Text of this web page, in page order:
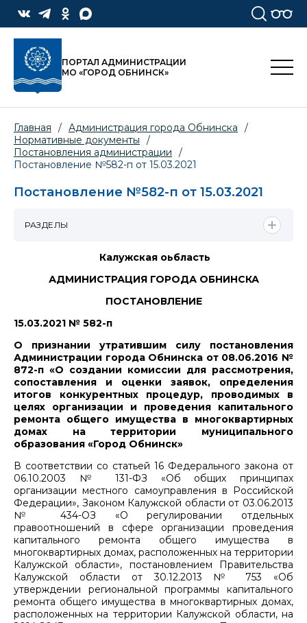
ПОРТАЛ АДМИНИСТРАЦИИ
МО «ГОРОД ОБНИНСК»
Главная / Администрация города Обнинска
/
Нормативные документы
/
Постановления администрации
/
Постановление №582-п от 15.03.2021
Постановление №582-п от 15.03.2021
Калужская оьбласть
АДМИНИСТРАЦИЯ ГОРОДА ОБНИНСКА
ПОСТАНОВЛЕНИЕ
15.03.2021 № 582-п
О признании утратившим силу постановления
Администрации города Обнинска от 08.06.2016 №
872-п «О создании комиссии для рассмотрения,
сопоставления и оценки заявок, определения
итогов конкурентных процедур, проводимых в
целях организации и проведения капитального
ремонта общего имущества в многоквартирных
домах на территории муниципального
образования «Город Обнинск»
В соответствии со статьей 16 Федерального закона от
06.10.2003 № 131-ФЗ «Об общих принципах
организации местного самоуправления в Российской
Федерации», Законом Калужской области от 03.06.2013
№ 434-ОЗ «О регулировании отдельных
правоотношений в сфере организации проведения
капитального ремонта общего имущества в
многоквартирных домах, расположенных на территории
Калужской области», постановлением Правительства
Калужской области от 30.12.2013 № 753 «Об
утверждении региональной программы капитального
ремонта общего имущества в многоквартирных домах,
расположенных на территории Калужской области, на
РАЗДЕЛЫ